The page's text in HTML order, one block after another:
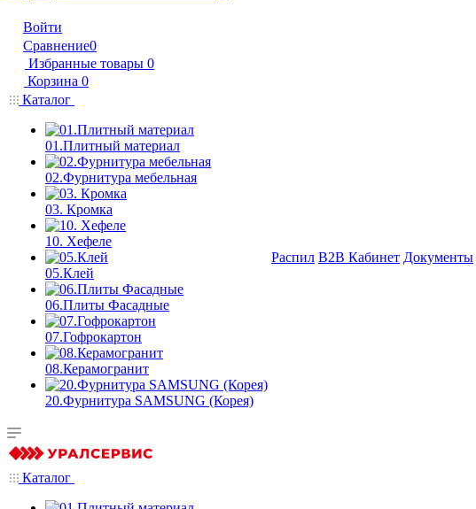
Войти
Сравнение0
Избранные товары 0
Корзина 0
Каталог
01.Плитный материал
02.Фурнитура мебельная
03. Кромка
10. Хефеле
05.Клей
06.Плиты Фасадные
07.Гофрокартон
08.Керамогранит
20.Фурнитура SAMSUNG (Корея)
Распил B2B Кабинет Документы
Каталог